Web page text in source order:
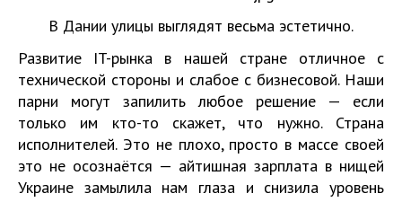
В Дании улицы выглядят весьма эстетично.
Развитие IT-рынка в нашей стране отличное с
технической стороны и слабое с бизнесовой. Наши
парни могут запилить любое решение — если
только им кто-то скажет, что нужно. Страна
исполнителей. Это не плохо, просто в массе своей
это не осознаётся — айтишная зарплата в нищей
Украине замылила нам глаза и снизила уровень